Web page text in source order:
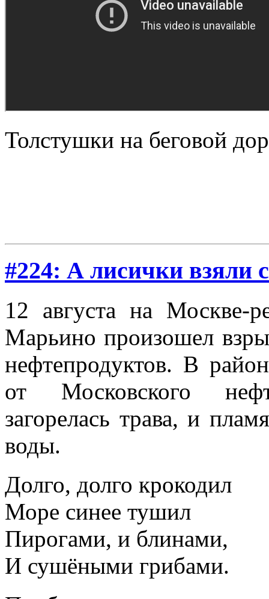
Толстушки на беговой
#224: А лисички взяли
12 августа на Москве-
Марьино произошел
нефтепродуктов. В
от Московского
загорелась трава, и
воды.
Долго, долго крокодил
Море синее тушил
Пирогами, и блинами,
И сушёными грибами.